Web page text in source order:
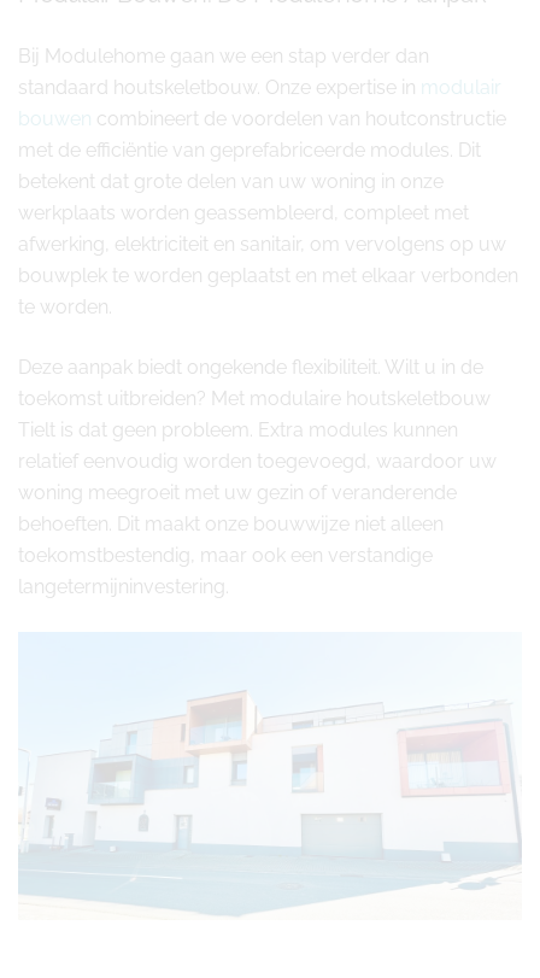
Bij Modulehome gaan we een stap verder dan
standaard houtskeletbouw. Onze expertise in modulair
bouwen combineert de voordelen van houtconstructie
met de efficiëntie van geprefabriceerde modules. Dit
betekent dat grote delen van uw woning in onze
werkplaats worden geassembleerd, compleet met
afwerking, elektriciteit en sanitair, om vervolgens op uw
bouwplek te worden geplaatst en met elkaar verbonden
te worden.
Deze aanpak biedt ongekende flexibiliteit. Wilt u in de
toekomst uitbreiden? Met modulaire houtskeletbouw
Tielt is dat geen probleem. Extra modules kunnen
relatief eenvoudig worden toegevoegd, waardoor uw
woning meegroeit met uw gezin of veranderende
behoeften. Dit maakt onze bouwwijze niet alleen
toekomstbestendig, maar ook een verstandige
langetermijninvestering.